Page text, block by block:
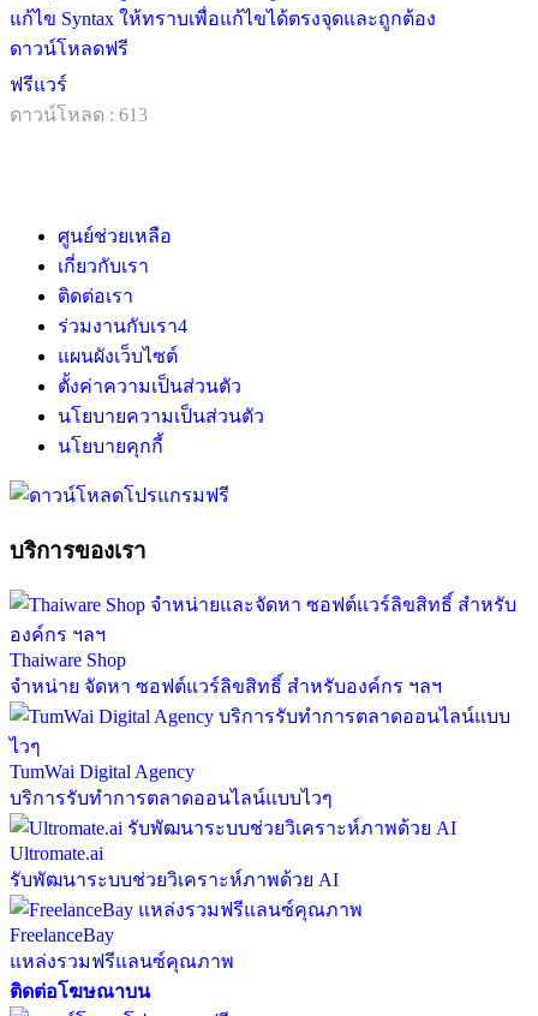
แก้ไข Syntax ให้ทราบเพื่อแก้ไขได้ตรงจุดและถูกต้อง
ดาวน์โหลดฟรี
ฟรีแวร์
ดาวน์โหลด : 613
ศูนย์ช่วยเหลือ
เกี่ยวกับเรา
ติดต่อเรา
ร่วมงานกับเรา4
แผนผังเว็บไซต์
ตั้งค่าความเป็นส่วนตัว
นโยบายความเป็นส่วนตัว
นโยบายคุกกี้
บริการของเรา
Thaiware Shop
จำหน่าย จัดหา ซอฟต์แวร์ลิขสิทธิ์ สำหรับองค์กร ฯลฯ
TumWai Digital Agency
บริการรับทำการตลาดออนไลน์แบบไวๆ
Ultromate.ai
รับพัฒนาระบบช่วยวิเคราะห์ภาพด้วย AI
FreelanceBay
แหล่งรวมฟรีแลนซ์คุณภาพ
ติดต่อโฆษณาบน